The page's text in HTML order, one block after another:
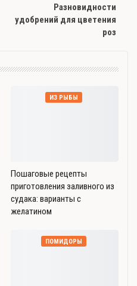
Разновидности
удобрений для цветения
роз
ИЗ РЫБЫ
Пошаговые рецепты
приготовления заливного из
судака: варианты с
желатином
ПОМИДОРЫ